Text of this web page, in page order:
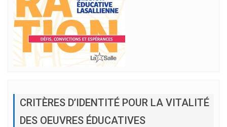
CRITÈRES D’IDENTITÉ POUR LA VITALITÉ
DES OEUVRES ÉDUCATIVES